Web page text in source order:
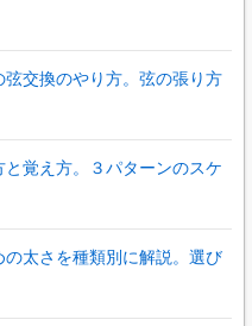
交換のやり方。弦の張り方
覚え方。３パターンのスケ
太さを種類別に解説。選び